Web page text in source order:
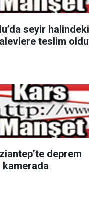
seyir halindeki
teslim oldu
deprem
kamerada